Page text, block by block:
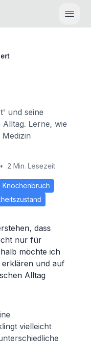
und seine
Alltag. Lerne, wie
• 2 Min. Lesezeit
Knochenbruch
dass
nur für
möchte ich
und auf
Alltag
vielleicht